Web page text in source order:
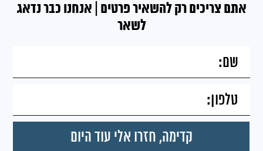
אתם צריכים רק להשאיר פרטים | אנחנו כבר נדאג
לשאר